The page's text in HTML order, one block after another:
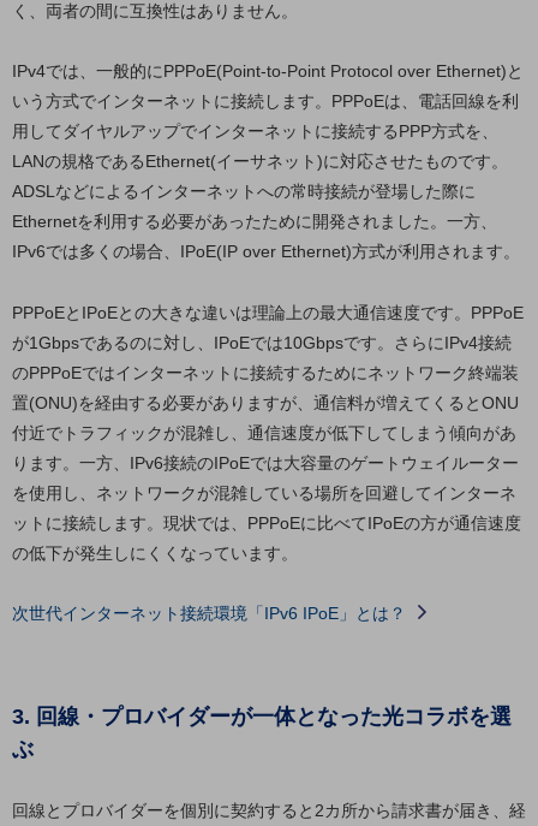
沿革
社長からのご挨拶
事業拠点
グループ会社
会社案内パンフレット
ニュースルーム
ニュースルームTOP
地域からの発表
重要なお知らせ
お知らせ
社外からの評価実績
サステナビリティ
サステナビリティTOP
NTTドコモビジネスグループのサステナビリティ
サステナビリティ基本方針
経営情報
経営情報TOP
く、両者の間に互換性はありません。
IPv4では、一般的にPPPoE(Point-to-Point Protocol over Ethernet)と
いう方式でインターネットに接続します。PPPoEは、電話回線を利
用してダイヤルアップでインターネットに接続するPPP方式を、
LANの規格であるEthernet(イーサネット)に対応させたものです。
ADSLなどによるインターネットへの常時接続が登場した際に
Ethernetを利用する必要があったために開発されました。一方、
IPv6では多くの場合、IPoE(IP over Ethernet)方式が利用されます。
PPPoEとIPoEとの大きな違いは理論上の最大通信速度です。PPPoE
が1Gbpsであるのに対し、IPoEでは10Gbpsです。さらにIPv4接続
のPPPoEではインターネットに接続するためにネットワーク終端装
置(ONU)を経由する必要がありますが、通信料が増えてくるとONU
付近でトラフィックが混雑し、通信速度が低下してしまう傾向があ
ります。一方、IPv6接続のIPoEでは大容量のゲートウェイルーター
を使用し、ネットワークが混雑している場所を回避してインターネ
ットに接続します。現状では、PPPoEに比べてIPoEの方が通信速度
の低下が発生しにくくなっています。
次世代インターネット接続環境「IPv6 IPoE」とは？
3. 回線・プロバイダーが一体となった光コラボを選
ぶ
回線とプロバイダーを個別に契約すると2カ所から請求書が届き、経